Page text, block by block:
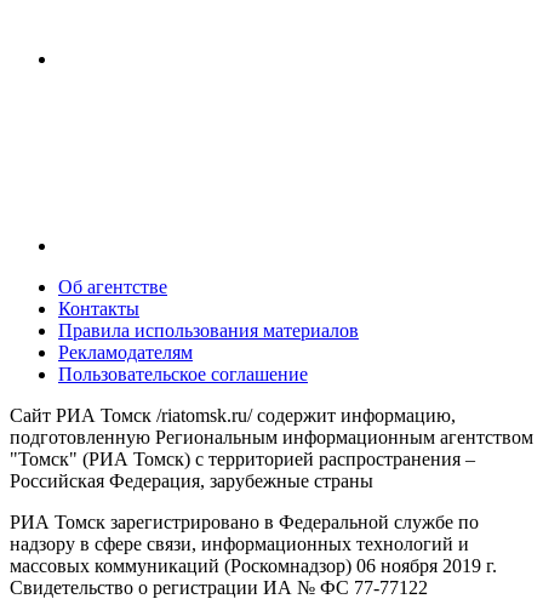
Об агентстве
Контакты
Правила использования материалов
Рекламодателям
Пользовательское соглашение
Сайт РИА Томск /riatomsk.ru/ содержит информацию,
подготовленную Региональным информационным агентством
"Томск" (РИА Томск) с территорией распространения –
Российская Федерация, зарубежные страны
РИА Томск зарегистрировано в Федеральной службе по
надзору в сфере связи, информационных технологий и
массовых коммуникаций (Роскомнадзор) 06 ноября 2019 г.
Свидетельство о регистрации ИА № ФС 77-77122